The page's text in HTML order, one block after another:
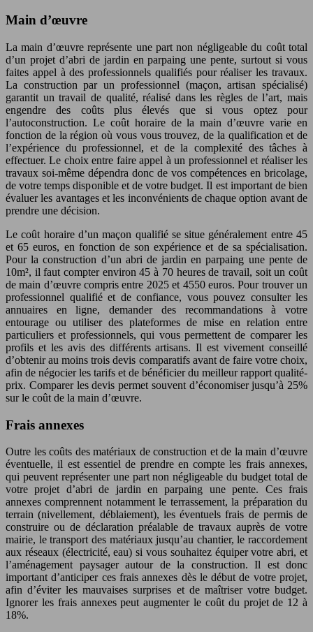
Main d’œuvre
La main d’œuvre représente une part non négligeable du coût total
d’un projet d’abri de jardin en parpaing une pente, surtout si vous
faites appel à des professionnels qualifiés pour réaliser les travaux.
La construction par un professionnel (maçon, artisan spécialisé)
garantit un travail de qualité, réalisé dans les règles de l’art, mais
engendre des coûts plus élevés que si vous optez pour
l’autoconstruction. Le coût horaire de la main d’œuvre varie en
fonction de la région où vous vous trouvez, de la qualification et de
l’expérience du professionnel, et de la complexité des tâches à
effectuer. Le choix entre faire appel à un professionnel et réaliser les
travaux soi-même dépendra donc de vos compétences en bricolage,
de votre temps disponible et de votre budget. Il est important de bien
évaluer les avantages et les inconvénients de chaque option avant de
prendre une décision.
Le coût horaire d’un maçon qualifié se situe généralement entre 45
et 65 euros, en fonction de son expérience et de sa spécialisation.
Pour la construction d’un abri de jardin en parpaing une pente de
10m², il faut compter environ 45 à 70 heures de travail, soit un coût
de main d’œuvre compris entre 2025 et 4550 euros. Pour trouver un
professionnel qualifié et de confiance, vous pouvez consulter les
annuaires en ligne, demander des recommandations à votre
entourage ou utiliser des plateformes de mise en relation entre
particuliers et professionnels, qui vous permettent de comparer les
profils et les avis des différents artisans. Il est vivement conseillé
d’obtenir au moins trois devis comparatifs avant de faire votre choix,
afin de négocier les tarifs et de bénéficier du meilleur rapport qualité-
prix. Comparer les devis permet souvent d’économiser jusqu’à 25%
sur le coût de la main d’œuvre.
Frais annexes
Outre les coûts des matériaux de construction et de la main d’œuvre
éventuelle, il est essentiel de prendre en compte les frais annexes,
qui peuvent représenter une part non négligeable du budget total de
votre projet d’abri de jardin en parpaing une pente. Ces frais
annexes comprennent notamment le terrassement, la préparation du
terrain (nivellement, déblaiement), les éventuels frais de permis de
construire ou de déclaration préalable de travaux auprès de votre
mairie, le transport des matériaux jusqu’au chantier, le raccordement
aux réseaux (électricité, eau) si vous souhaitez équiper votre abri, et
l’aménagement paysager autour de la construction. Il est donc
important d’anticiper ces frais annexes dès le début de votre projet,
afin d’éviter les mauvaises surprises et de maîtriser votre budget.
Ignorer les frais annexes peut augmenter le coût du projet de 12 à
18%.